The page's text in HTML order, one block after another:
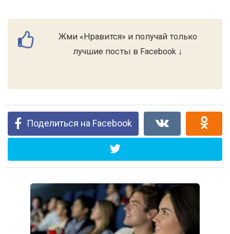
Жми «Нравится» и получай только
лучшие посты в Facebook ↓
Поделиться на Facebook